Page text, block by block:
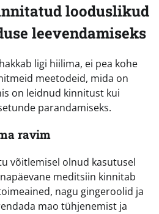
looduslikud
leevendamiseks
ligi hiilima, ei pea kohe
meetodeid, mida on
on leidnud kinnitust kui
parandamiseks.
ravim
võitlemisel olnud kasutusel
meditsiin kinnitab
nagu gingeroolid ja
mao tühjenemist ja